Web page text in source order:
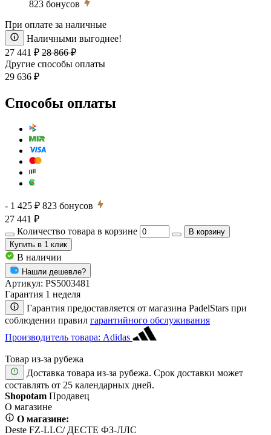
823 бонусов
При оплате за наличные
Наличными выгоднее!
27 441 ₽ 28 866 ₽
Другие способы оплаты
29 636 ₽
Способы оплаты
- 1 425 ₽ 823 бонусов
27 441 ₽
Количество товара в корзине
В корзину
Купить в 1 клик
В наличии
Нашли дешевле?
Артикул: PS5003481
Гарантия 1 неделя
Гарантия предоставляется от магазина PadelStars при
соблюдении правил гарантийного обслуживания
Производитель товара: Adidas
Товар из-за рубежа
Доставка товара из-за рубежа. Срок доставки может
составлять от 25 календарных дней.
Shopotam Продавец
О магазине
О магазине:
Deste FZ-LLC/ ДЕСТЕ ФЗ-ЛЛС